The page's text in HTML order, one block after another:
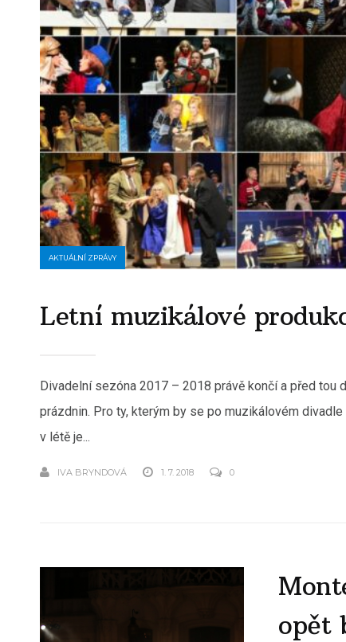
AKTUÁLNÍ ZPRÁVY
Letní muzikálové
Divadelní sezóna 2017 – 2018 právě končí a před tou
prázdnin. Pro ty, kterým by se po muzikálovém
v létě je...
IVA BRYNDOVÁ 1. 7. 2018 0
opět